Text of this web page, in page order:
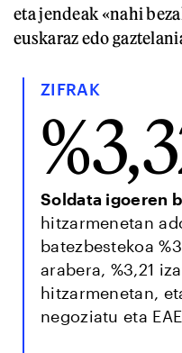
eta jendeak «nahi
euskaraz edo
ZIFRAK
Soldata igoeren
hitzarmenetan
batezbestekoa
arabera, %3,21
hitzarmenetan,
negoziatu eta